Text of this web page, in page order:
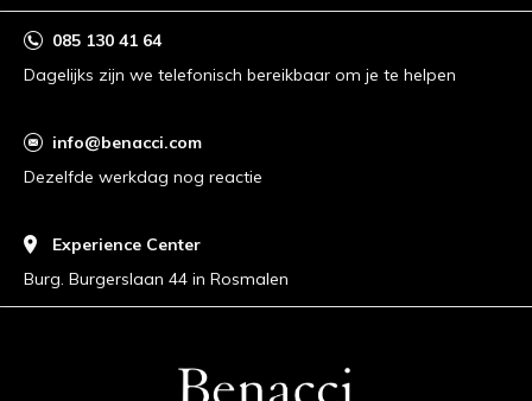
085 130 41 64
Dagelijks zijn we telefonisch bereikbaar om je te helpen
info@benacci.com
Dezelfde werkdag nog reactie
Experience Center
Burg. Burgerslaan 44 in Rosmalen